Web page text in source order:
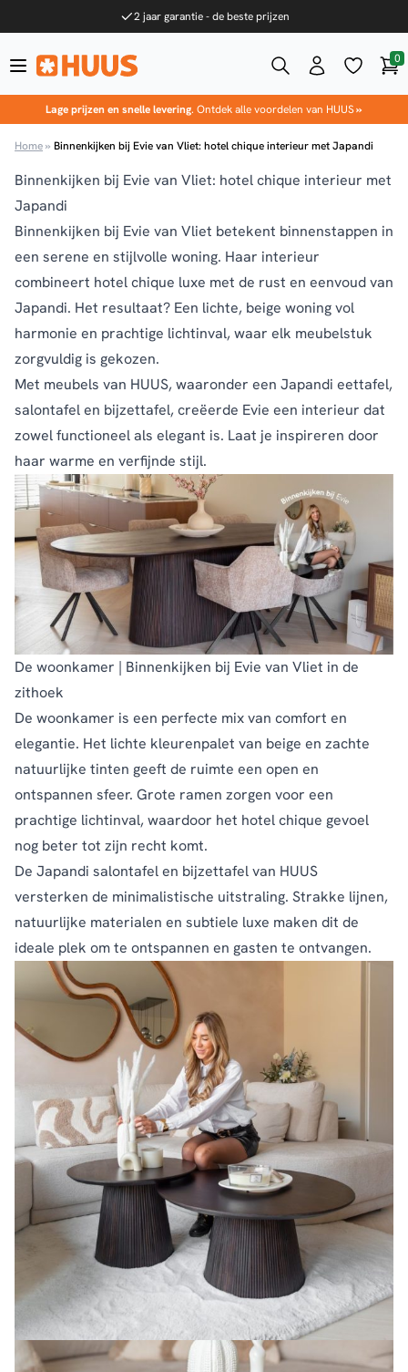
2 jaar garantie - de beste prijzen
0
Lage prijzen en snelle levering. Ontdek alle voordelen van HUUS»
Home» Binnenkijken bij Evie van Vliet: hotel chique interieur met Japandi
Binnenkijken bij Evie van Vliet: hotel chique interieur met
Japandi
Binnenkijken bij Evie van Vliet betekent binnenstappen in
een serene en stijlvolle woning. Haar interieur
combineert hotel chique luxe met de rust en eenvoud van
Japandi. Het resultaat? Een lichte, beige woning vol
harmonie en prachtige lichtinval, waar elk meubelstuk
zorgvuldig is gekozen.
Met meubels van HUUS, waaronder een Japandi eettafel,
salontafel en bijzettafel, creëerde Evie een interieur dat
zowel functioneel als elegant is. Laat je inspireren door
haar warme en verfijnde stijl.
De woonkamer | Binnenkijken bij Evie van Vliet in de
zithoek
De woonkamer is een perfecte mix van comfort en
elegantie. Het lichte kleurenpalet van beige en zachte
natuurlijke tinten geeft de ruimte een open en
ontspannen sfeer. Grote ramen zorgen voor een
prachtige lichtinval, waardoor het hotel chique gevoel
nog beter tot zijn recht komt.
De Japandi salontafelen bijzettafelvan HUUS
versterken de minimalistische uitstraling. Strakke lijnen,
natuurlijke materialen en subtiele luxe maken dit de
ideale plek om te ontspannen en gasten te ontvangen.